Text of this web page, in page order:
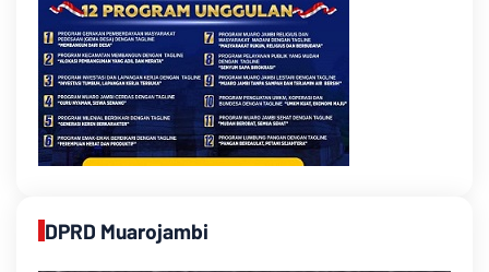
DPRD Muarojambi